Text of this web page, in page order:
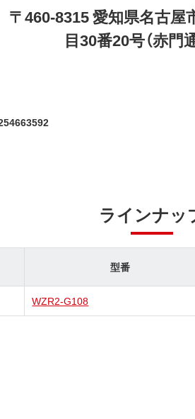
〒460-8315 愛知県名古屋
目30番20号（赤門
ラインナッ
型番
WZR2-G108